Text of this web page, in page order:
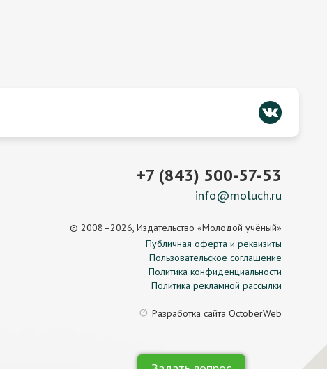
+7 (843) 500-57-53
info@moluch.ru
© 2008–2026, Издательство «Молодой учёный»
Публичная оферта и реквизиты
Пользовательское соглашение
Политика конфиденциальности
Политика рекламной рассылки
Разработка сайта OctoberWeb